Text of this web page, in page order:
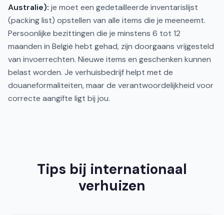
Australie): je moet een gedetailleerde inventarislijst
(packing list) opstellen van alle items die je meeneemt.
Persoonlijke bezittingen die je minstens 6 tot 12
maanden in België hebt gehad, zijn doorgaans vrijgesteld
van invoerrechten. Nieuwe items en geschenken kunnen
belast worden. Je verhuisbedrijf helpt met de
douaneformaliteiten, maar de verantwoordelijkheid voor
correcte aangifte ligt bij jou.
Tips bij internationaal
verhuizen